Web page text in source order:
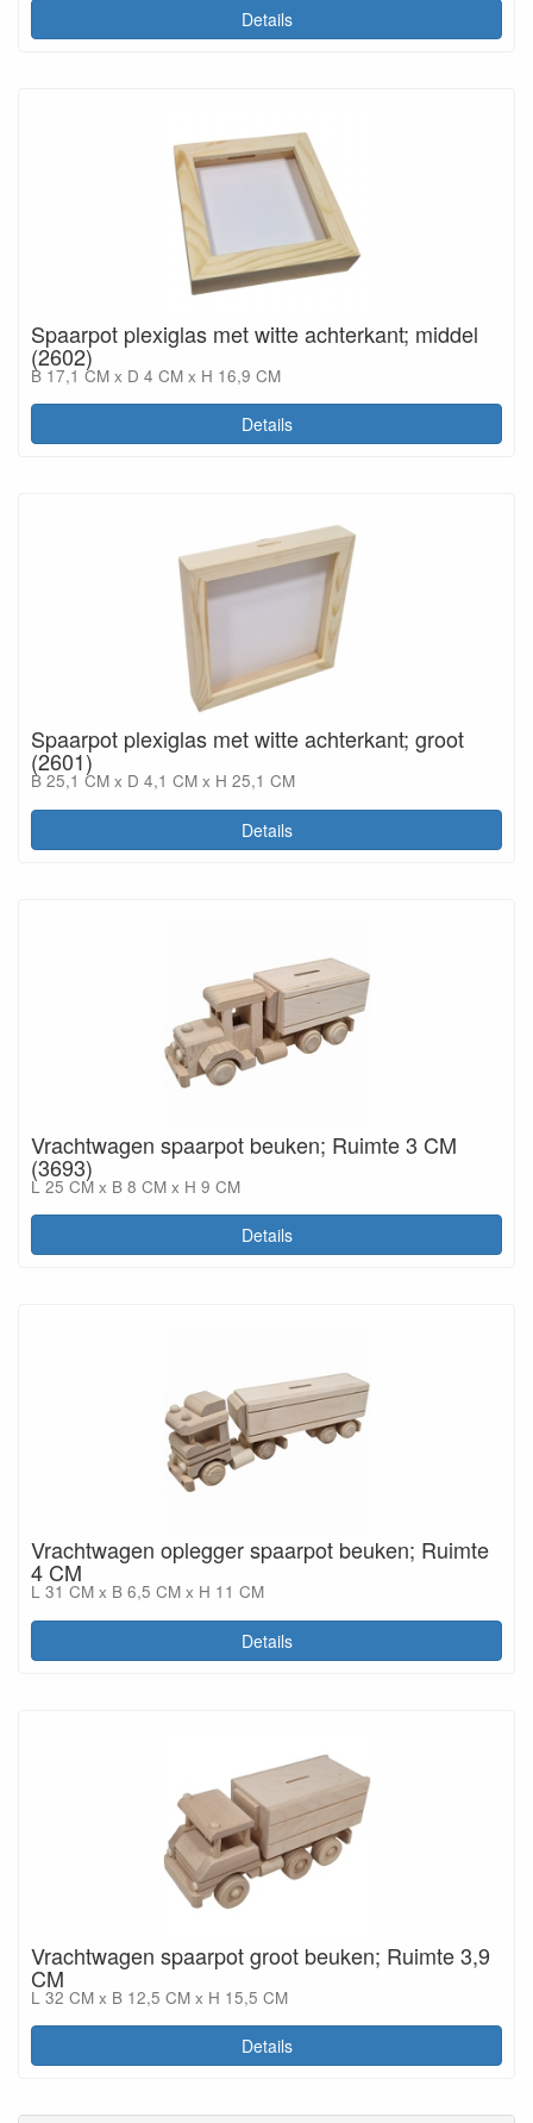
Details
Spaarpot plexiglas met witte achterkant; middel
(2602)
B 17,1 CM x D 4 CM x H 16,9 CM
Details
Spaarpot plexiglas met witte achterkant; groot
(2601)
B 25,1 CM x D 4,1 CM x H 25,1 CM
Details
Vrachtwagen spaarpot beuken; Ruimte 3 CM
(3693)
L 25 CM x B 8 CM x H 9 CM
Details
Vrachtwagen oplegger spaarpot beuken; Ruimte
4 CM
L 31 CM x B 6,5 CM x H 11 CM
Details
Vrachtwagen spaarpot groot beuken; Ruimte 3,9
CM
L 32 CM x B 12,5 CM x H 15,5 CM
Details